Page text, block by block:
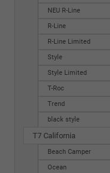
NEU R-Line
R-Line
R-Line Limited
Style
Style Limited
T-Roc
Trend
black style
T7 California
Beach Camper
Ocean